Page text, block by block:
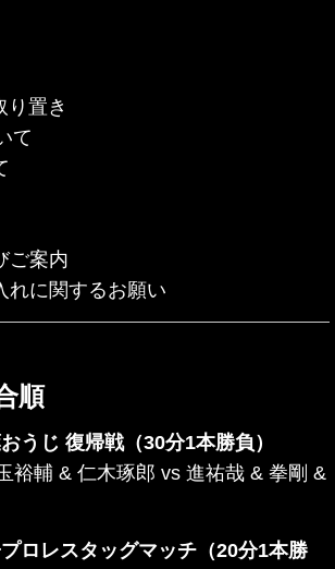
置き
て
ご案内
に関するお願い
順
じ 復帰戦（30分1本勝負）
裕輔 & 仁木琢郎 vs 進祐哉 & 拳剛 &
ロレスタッグマッチ（20分1本勝